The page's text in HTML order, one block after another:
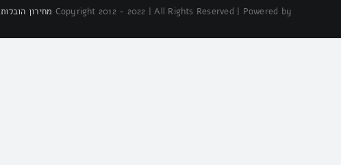
Copyright 2012 - 2022 | All Rights Reserved | Powered by מחירון הובלות